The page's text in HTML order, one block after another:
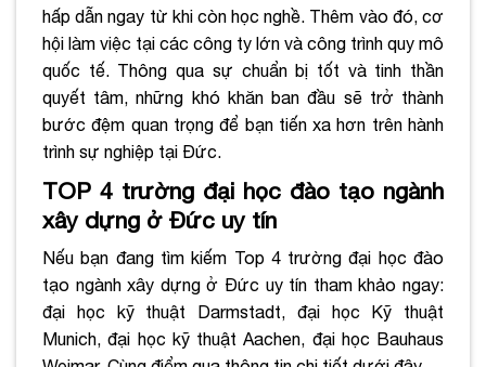
hấp dẫn ngay từ khi còn học nghề. Thêm vào đó, cơ
hội làm việc tại các công ty lớn và công trình quy mô
quốc tế. Thông qua sự chuẩn bị tốt và tinh thần
quyết tâm, những khó khăn ban đầu sẽ trở thành
bước đệm quan trọng để bạn tiến xa hơn trên hành
trình sự nghiệp tại Đức.
TOP 4 trường đại học đào tạo ngành
xây dựng ở Đức uy tín
Nếu bạn đang tìm kiếm Top 4 trường đại học đào
tạo ngành xây dựng ở Đức uy tín tham khảo ngay:
đại học kỹ thuật Darmstadt, đại học Kỹ thuật
Munich, đại học kỹ thuật Aachen, đại học Bauhaus